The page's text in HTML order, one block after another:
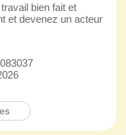
bien fait et
et devenez un acteur